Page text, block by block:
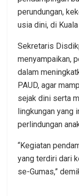
perundungan,
usia dini, di
Sekretaris
menyampaikan,
dalam
PAUD, agar
sejak dini serta
lingkungan
perlindungan
“Kegiatan
yang terdiri dari
se-Gumas,”